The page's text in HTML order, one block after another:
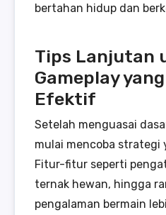
bertahan hidup dan
Tips Lanjutan
Gameplay
Efektif
Setelah menguasai
mulai mencoba strategi
Fitur-fitur seperti
ternak hewan, hingga
pengalaman bermain